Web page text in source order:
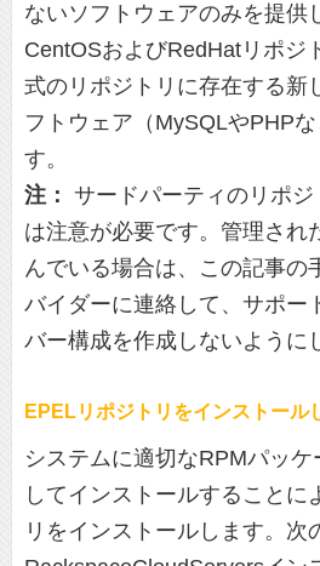
ないソフトウェアのみを提供
CentOSおよびRedHatリポジ
式のリポジトリに存在する新
フトウェア（MySQLやPHP
す。
注： サードパーティのリポ
は注意が必要です。管理され
んでいる場合は、この記事の
バイダーに連絡して、サポー
バー構成を作成しないように
EPELリポジトリをインストール
システムに適切なRPMパッ
してインストールすることに
リをインストールします。次